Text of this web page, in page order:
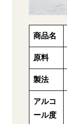
商品名
原料
製法
アルコ
ール度